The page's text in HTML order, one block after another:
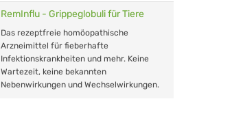
RemInflu - Grippeglobuli für Tiere
Das rezeptfreie homöopathische
Arzneimittel für fieberhafte
Infektionskrankheiten und mehr. Keine
Wartezeit, keine bekannten
Nebenwirkungen und Wechselwirkungen.